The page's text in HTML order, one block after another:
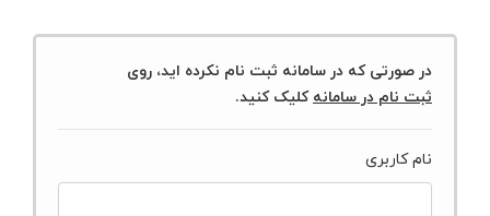
در صورتی که در سامانه ثبت نام نکرده اید، روی
ثبت نام در سامانهکلیک کنید.
نام کاربری